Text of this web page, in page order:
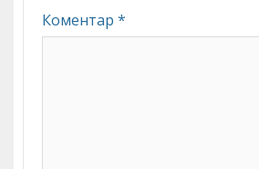
Коментар *